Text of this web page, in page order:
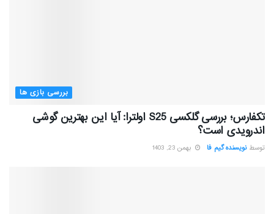
بررسی بازی ها
تکفارس؛ بررسی گلکسی S25 اولترا: آیا این بهترین گوشی
اندرویدی است؟
توسط نویسنده گیم فا بهمن 23, 1403